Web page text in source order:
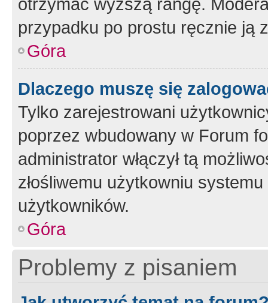
przypadku po prostu ręcznie ją
Góra
Dlaczego muszę się
Tylko zarejestrowani
poprzez wbudowany w Forum
administrator włączył tą
złośliwemu użytkowniu
użytkowników.
Góra
Problemy z pisaniem